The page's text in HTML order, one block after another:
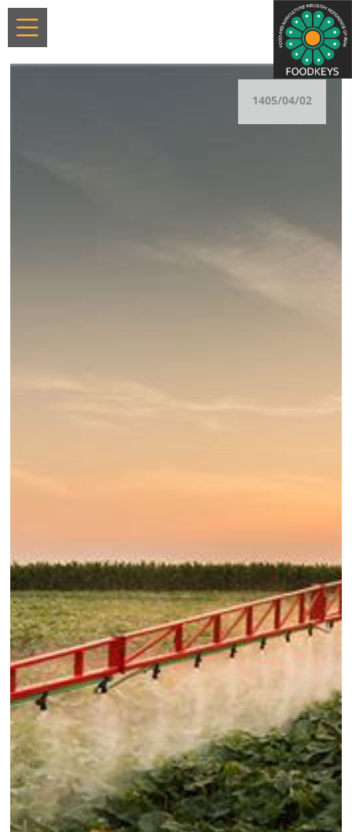
1405/04/02